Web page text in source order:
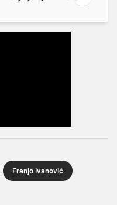
Franjo Ivanović